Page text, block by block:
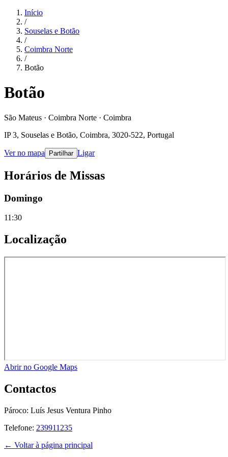
Início
/
Souselas e Botão
/
Coimbra Norte
/
Botão
Botão
São Mateus · Coimbra Norte · Coimbra
IP 3, Souselas e Botão, Coimbra, 3020-522, Portugal
Ver no mapa Partilhar Ligar
Horários de Missas
Domingo
11:30
Localização
Abrir no Google Maps
Contactos
Pároco: Luís Jesus Ventura Pinho
Telefone: 239911235
← Voltar à página principal